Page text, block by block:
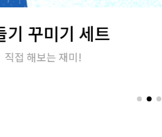
기 꾸미기 세트
직접 해보는 재미!